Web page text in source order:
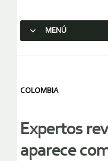
MENÚ
COLOMBIA
Expertos
aparece